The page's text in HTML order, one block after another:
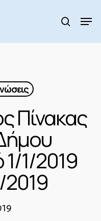
search
Πίνακας
1/1/2019
Menu